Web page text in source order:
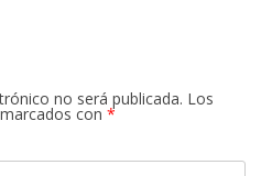
no será publicada. Los
con *